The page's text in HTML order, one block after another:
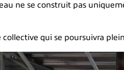
ne se construit pas
qui se poursuivra